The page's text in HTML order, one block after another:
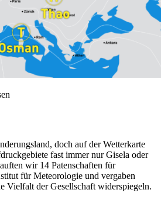
doch auf der Wetterkarte
fast immer nur Gisela oder
wir 14 Patenschaften für
für Meteorologie und vergaben
Vielfalt der Gesellschaft widerspiegeln.